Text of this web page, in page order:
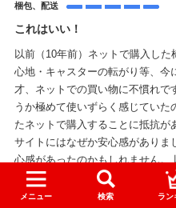
梱包、配送
これはいい！
以前（10年前）ネットで購入した
心地・キャスターの転がり等、今
才、ネットでの買い物に不慣れ
うか極めて使いずらく感じていた
たネットで購入することに抵抗
サイトにはなぜか安心感がありま
心感があったのかもしれません。
す。 ・組み立ては簡単です。男
って...もっと見る
メニュー 検索 ラン